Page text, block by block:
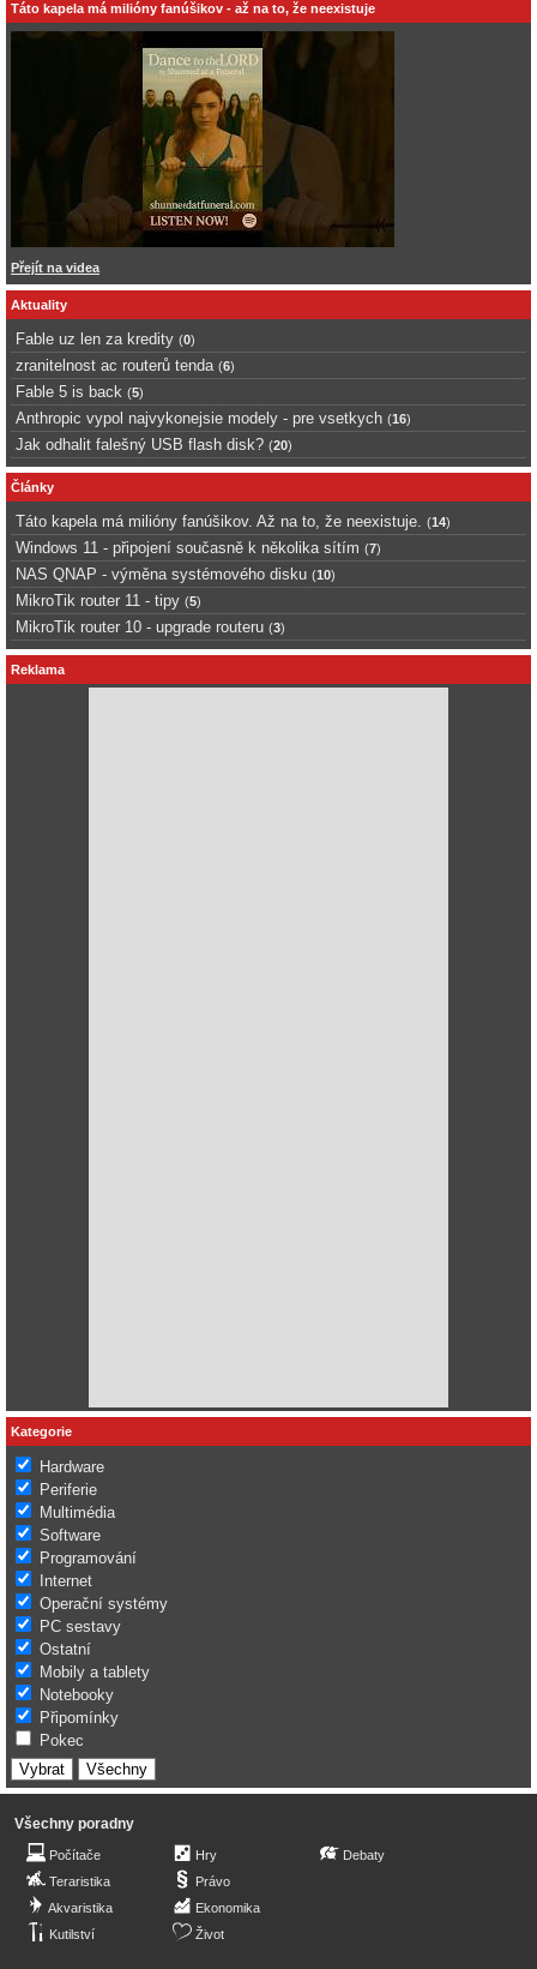
Táto kapela má milióny fanúšikov - až na to, že neexistuje
Přejít na videa
Aktuality
Fable uz len za kredity (0)
zranitelnost ac routerů tenda (6)
Fable 5 is back (5)
Anthropic vypol najvykonejsie modely - pre vsetkych (16)
Jak odhalit falešný USB flash disk? (20)
Články
Táto kapela má milióny fanúšikov. Až na to, že neexistuje. (14)
Windows 11 - připojení současně k několika sítím (7)
NAS QNAP - výměna systémového disku (10)
MikroTik router 11 - tipy (5)
MikroTik router 10 - upgrade routeru (3)
Reklama
Kategorie
Hardware
Periferie
Multimédia
Software
Programování
Internet
Operační systémy
PC sestavy
Ostatní
Mobily a tablety
Notebooky
Připomínky
Pokec
Všechny poradny
Počítače
Teraristika
Akvaristika
Kutilství
Hry
Právo
Ekonomika
Život
Debaty